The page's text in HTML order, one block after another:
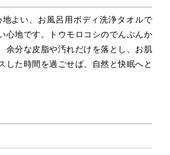
よい、お風呂用ボディ洗浄タオルで
心地です。トウモロコシのでんぷんか
余分な皮脂や汚れだけを落とし、お肌
した時間を過ごせば、自然と快眠へと